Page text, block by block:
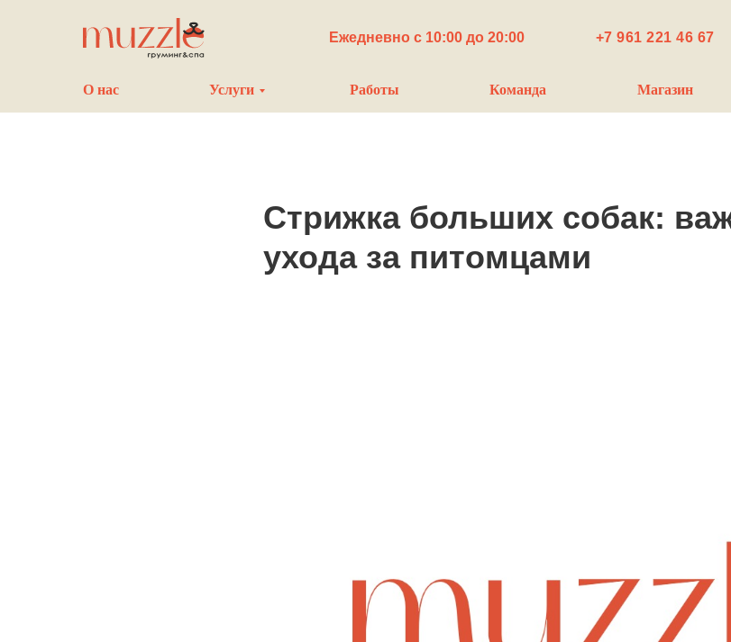
+7 961 221 46 67
Ежедневно с 10:00 до 20:00
О нас Услуги Работы Команда Магазин
Стрижка больших собак:
ухода за питомцами